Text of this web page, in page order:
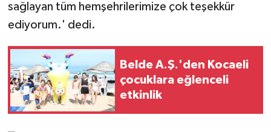
sağlayan tüm hemşehrilerimize çok teşekkür
ediyorum.' dedi.
Belde A.Ş.'den Kocaeli
çocuklara eğlenceli
etkinlik